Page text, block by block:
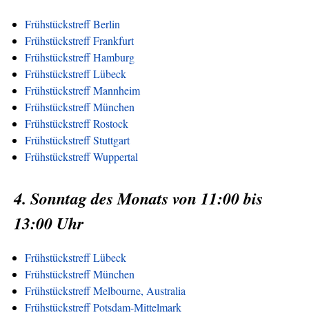
Frühstückstreff Berlin
Frühstückstreff Frankfurt
Frühstückstreff Hamburg
Frühstückstreff Lübeck
Frühstückstreff Mannheim
Frühstückstreff München
Frühstückstreff Rostock
Frühstückstreff Stuttgart
Frühstückstreff Wuppertal
4. Sonntag des Monats von 11:00 bis
13:00 Uhr
Frühstückstreff Lübeck
Frühstückstreff München
Frühstückstreff Melbourne, Australia
Frühstückstreff Potsdam-Mittelmark